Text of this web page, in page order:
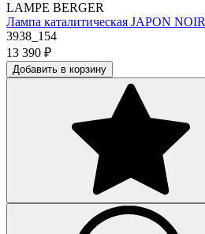
LAMPE BERGER
Лампа каталитическая JAPON NOIR
3938_154
13 390 ₽
Добавить в корзину